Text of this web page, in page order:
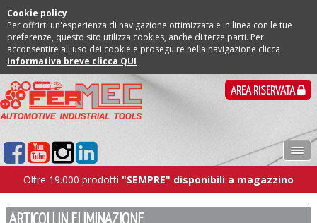
Cookie policy
Per offrirti un'esperienza di navigazione ottimizzata e in linea con le tue
preferenze, questo sito utilizza cookies, anche di terze parti. Per
acconsentire all'uso dei cookie e proseguire nella navigazione clicca
Informativa breve clicca QUI
AREA RISERVATA
Oltre 19.000 prodotti "SEMPRE" disponibili a magazzino